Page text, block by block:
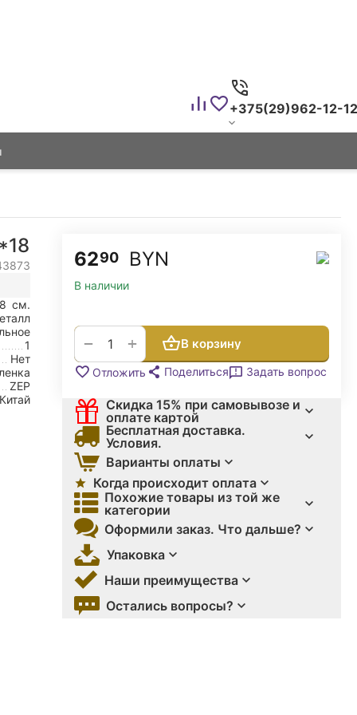
+375(29)962-12-12
см.
1
Нет
ZEP
Китай
6290 BYN
В наличии
+
− В корзину
Отложить Поделиться Задать вопрос
Скидка 15% при самовывозе и
оплате картой
Бесплатная доставка.
Условия.
Варианты оплаты
Когда происходит оплата
Похожие товары из той же
категории
Оформили заказ. Что дальше?
Упаковка
Наши преимущества
Остались вопросы?